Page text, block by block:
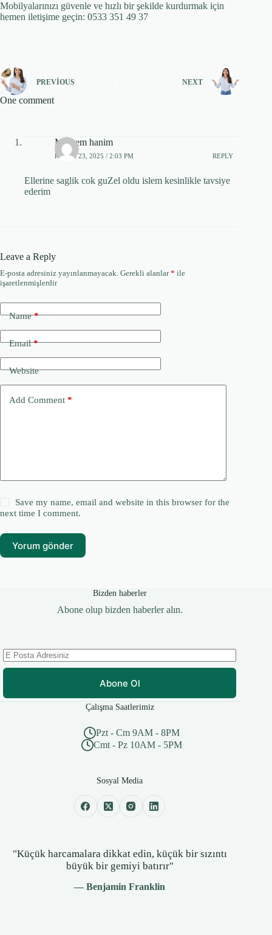
Mobilyalarınızı güvenle ve hızlı bir şekilde kurdurmak için
hemen iletişime geçin: 0533 351 49 37
PREVIOUS NEXT
One comment
Meryem hanim
KASIM 23, 2025 / 2:03 PM REPLY
Ellerine saglik cok guZel oldu islem kesinlikle tavsiye
ederim
Leave a Reply
E-posta adresiniz yayınlanmayacak. Gerekli alanlar* ile
işaretlenmişlerdir
Name*
Email*
Website
Add Comment *
Save my name, email and website in this browser for the
next time I comment.
Yorum gönder
Bizden haberler
Abone olup bizden haberler alın.
Abone Ol
Çalışma Saatlerimiz
Pzt - Cm 9AM - 8PM
Cmt - Pz 10AM - 5PM
Sosyal Media
"Küçük harcamalara dikkat edin, küçük bir sızıntı
büyük bir gemiyi batırır"
— Benjamin Franklin